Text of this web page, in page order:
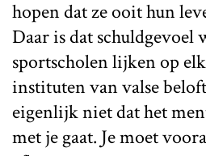
hopen dat ze ooit hun
Daar is dat schuldgevoel
sportscholen lijken op
instituten van valse
eigenlijk niet dat het
met je gaat. Je moet